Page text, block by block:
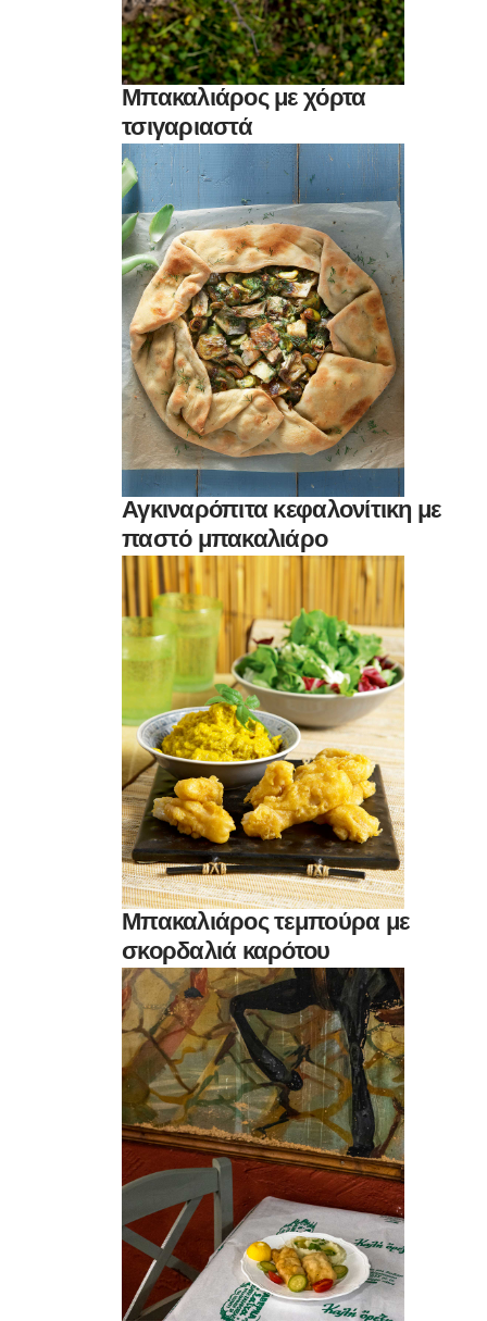
Μπακαλιάρος με χόρτα
τσιγαριαστά
Αγκιναρόπιτα κεφαλονίτικη με
παστό μπακαλιάρο
Μπακαλιάρος τεμπούρα με
σκορδαλιά καρότου